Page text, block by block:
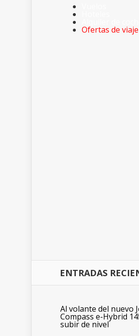
Ofertas de viaje
ENTRADAS
Al volante del nuevo
Compass e-Hybrid
subir de nivel